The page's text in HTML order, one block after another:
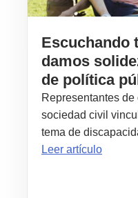
Escuchando
damos
de política
Representantes
sociedad civil
tema de
Leer artículo